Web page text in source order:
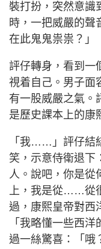
裝打扮，突然意識
時，一把威嚴的聲
在此鬼鬼祟祟？」
評仔轉身，看到一
視着自己。男子面
有一股威嚴之氣
是歷史課本上的康
「我……」評仔結
笑，示意侍衛退下
人。說吧，你是從
上，我是從……從
過，康熙皇帝對西
「我略懂一些西
過一絲驚喜：「哦